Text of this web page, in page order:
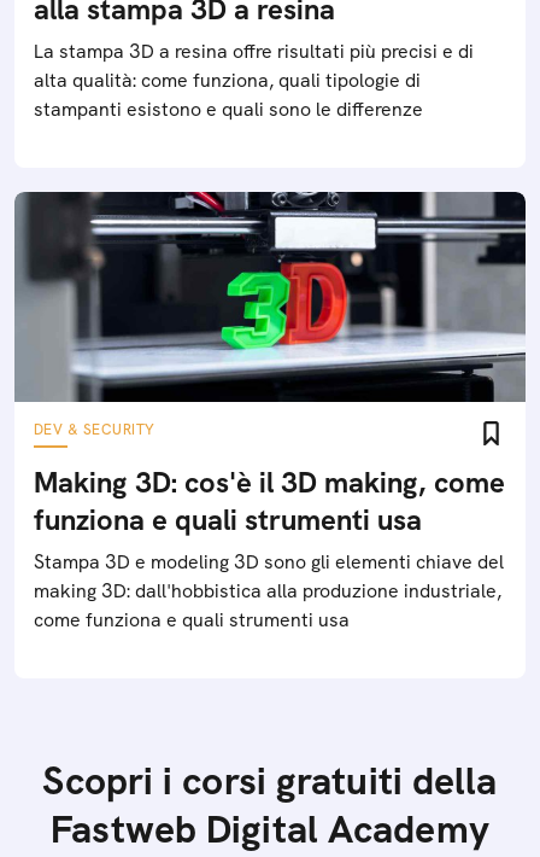
alla stampa 3D a resina
La stampa 3D a resina offre risultati più precisi e di
alta qualità: come funziona, quali tipologie di
stampanti esistono e quali sono le differenze
DEV & SECURITY
Making 3D: cos'è il 3D making, come
funziona e quali strumenti usa
Stampa 3D e modeling 3D sono gli elementi chiave del
making 3D: dall'hobbistica alla produzione industriale,
come funziona e quali strumenti usa
Scopri i corsi gratuiti della
Fastweb Digital Academy